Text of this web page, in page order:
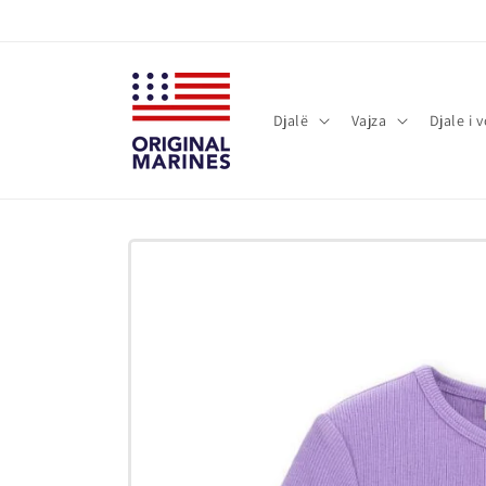
Djalë Vajza Djale i
Kalo te